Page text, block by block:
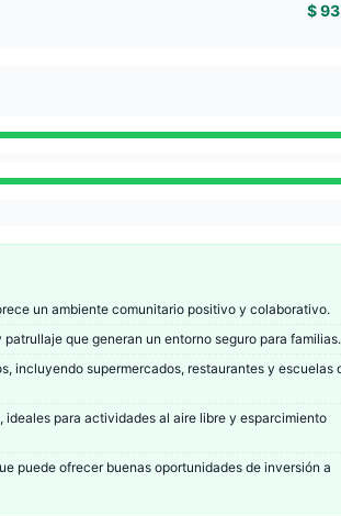
$
un ambiente comunitario positivo y colaborativo.
que generan un entorno seguro para familias.
incluyendo supermercados, restaurantes y escuelas
ideales para actividades al aire libre y esparcimiento
puede ofrecer buenas oportunidades de inversión a